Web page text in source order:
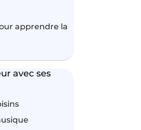
apprendre la
avec ses